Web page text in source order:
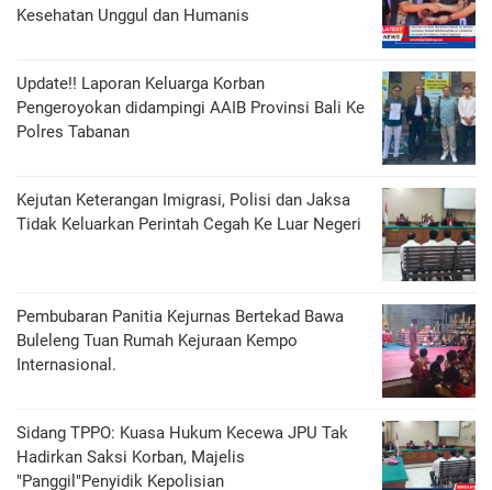
Kesehatan Unggul dan Humanis
Update!! Laporan Keluarga Korban
Pengeroyokan didampingi AAIB Provinsi Bali Ke
Polres Tabanan
Kejutan Keterangan Imigrasi, Polisi dan Jaksa
Tidak Keluarkan Perintah Cegah Ke Luar Negeri
Pembubaran Panitia Kejurnas Bertekad Bawa
Buleleng Tuan Rumah Kejuraan Kempo
Internasional.
Sidang TPPO: Kuasa Hukum Kecewa JPU Tak
Hadirkan Saksi Korban, Majelis
"Panggil"Penyidik Kepolisian